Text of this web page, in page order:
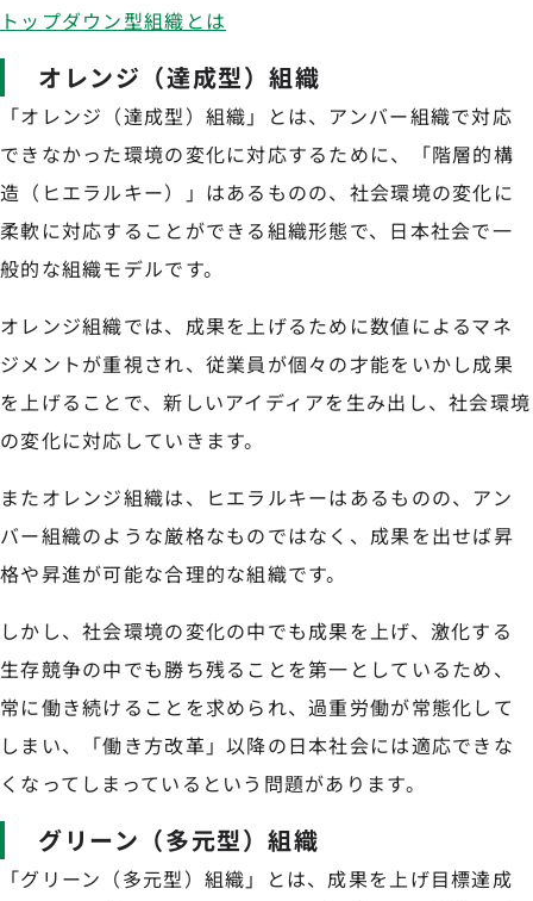
トップダウン型組織とは
オレンジ（達成型）組織
「オレンジ（達成型）組織」とは、アンバー組織で対応
できなかった環境の変化に対応するために、「階層的構
造（ヒエラルキー）」はあるものの、社会環境の変化に
柔軟に対応することができる組織形態で、日本社会で一
般的な組織モデルです。
オレンジ組織では、成果を上げるために数値によるマネ
ジメントが重視され、従業員が個々の才能をいかし成果
を上げることで、新しいアイディアを生み出し、社会環境
の変化に対応していきます。
またオレンジ組織は、ヒエラルキーはあるものの、アン
バー組織のような厳格なものではなく、成果を出せば昇
格や昇進が可能な合理的な組織です。
しかし、社会環境の変化の中でも成果を上げ、激化する
生存競争の中でも勝ち残ることを第一としているため、
常に働き続けることを求められ、過重労働が常態化して
しまい、「働き方改革」以降の日本社会には適応できな
くなってしまっているという問題があります。
グリーン（多元型）組織
「グリーン（多元型）組織」とは、成果を上げ目標達成